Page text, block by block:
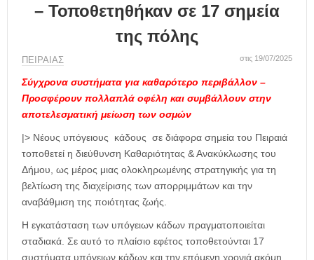
– Τοποθετηθήκαν σε 17 σημεία
της πόλης
ΠΕΙΡΑΙΑΣ στις 19/07/2025
Σύγχρονα συστήματα για καθαρότερο περιβάλλον –
Προσφέρουν πολλαπλά οφέλη και συμβάλλουν στην
αποτελεσματική μείωση των οσμών
|> Νέους υπόγειους κάδους σε διάφορα σημεία του Πειραιά
τοποθετεί η διεύθυνση Καθαριότητας & Ανακύκλωσης του
Δήμου, ως μέρος μιας ολοκληρωμένης στρατηγικής για τη
βελτίωση της διαχείρισης των απορριμμάτων και την
αναβάθμιση της ποιότητας ζωής.
Η εγκατάσταση των υπόγειων κάδων πραγματοποιείται
σταδιακά. Σε αυτό το πλαίσιο εφέτος τοποθετούνται 17
συστήματα υπόγειων κάδων και την επόμενη χρονιά ακόμη